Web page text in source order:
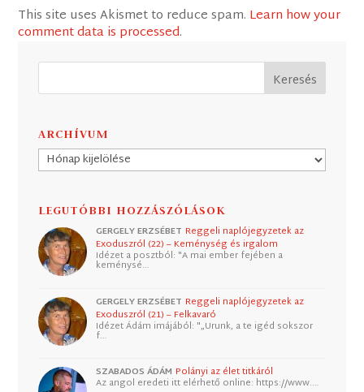
This site uses Akismet to reduce spam. Learn how your
comment data is processed.
ARCHÍVUM
Archívum
LEGUTÓBBI HOZZÁSZÓLÁSOK
GERGELY ERZSÉBET Reggeli naplójegyzetek az
Exoduszról (22) – Keménység és irgalom
Idézet a posztból: "A mai ember fejében a
keménysé…
GERGELY ERZSÉBET Reggeli naplójegyzetek az
Exoduszról (21) – Felkavaró
Idézet Ádám imájából: "„Urunk, a te igéd sokszor
f…
SZABADOS ÁDÁM Polányi az élet titkáról
Az angol eredeti itt elérhető online: https://www.…